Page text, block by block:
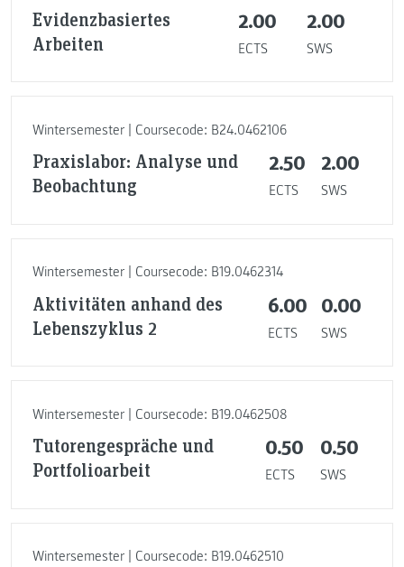
Evidenzbasiertes
Arbeiten
2.00
ECTS
2.00
SWS
Wintersemester | Coursecode: B24.0462106
Praxislabor: Analyse und
Beobachtung
2.50
ECTS
2.00
SWS
Wintersemester | Coursecode: B19.0462314
Aktivitäten anhand des
Lebenszyklus 2
6.00
ECTS
0.00
SWS
Wintersemester | Coursecode: B19.0462508
Tutorengespräche und
Portfolioarbeit
0.50
ECTS
0.50
SWS
Wintersemester | Coursecode: B19.0462510